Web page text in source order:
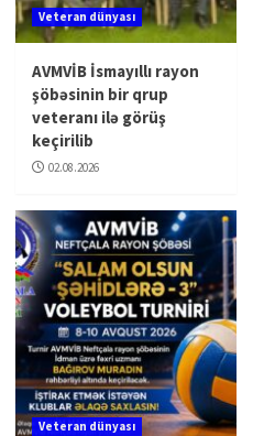
Veteran dünyası
AVMVİB İsmayıllı rayon
şöbəsinin bir qrup
veteranı ilə görüş
keçirilib
02.08.2026
Veteran dünyası